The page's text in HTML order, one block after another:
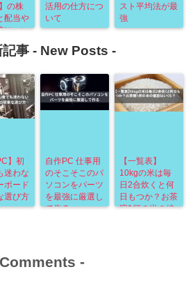
の株
配当や
につい
活用の仕方につ
いて
スト平均法が最
強
事 - New Posts -
】初
迷わな
ボード
選び方
自作PC 仕事用
のそこそこのパ
ソコンをパーツ
を最強に厳選し
て作る
【一覧表】
10kgの米は毎
日2合炊くと何
日もつか？お茶
碗1杯の米の値
Comments -